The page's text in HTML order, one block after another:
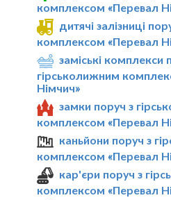
комплексом «Перевал
дитячі залізниці
комплексом «Перевал
заміські комплекси
гірськолижним
Німчич»
замки поруч з
комплексом «Перевал
каньйони поруч з
комплексом «Перевал
кар'єри поруч з
комплексом «Перевал